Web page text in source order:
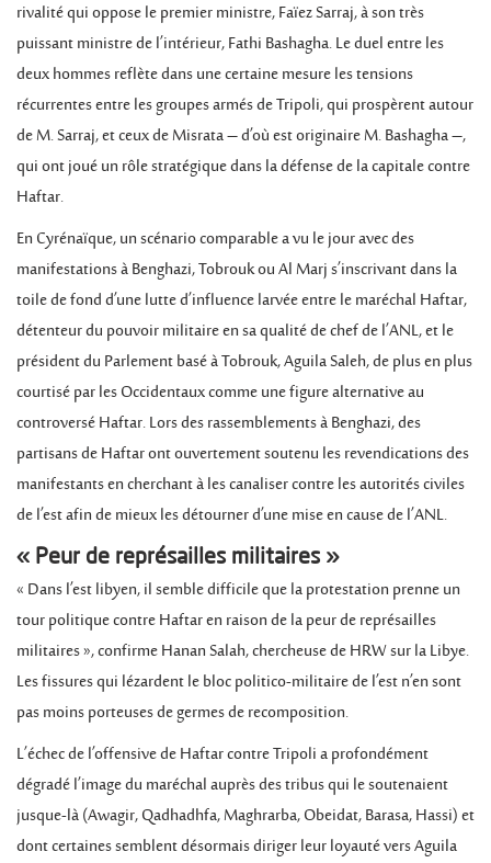
rivalité qui oppose le premier ministre, Faïez Sarraj, à son très
puissant ministre de l’intérieur, Fathi Bashagha. Le duel entre les
deux hommes reflète dans une certaine mesure les tensions
récurrentes entre les groupes armés de Tripoli, qui prospèrent autour
de M. Sarraj, et ceux de Misrata – d’où est originaire M. Bashagha –,
qui ont joué un rôle stratégique dans la défense de la capitale contre
Haftar.
En Cyrénaïque, un scénario comparable a vu le jour avec des
manifestations à Benghazi, Tobrouk ou Al Marj s’inscrivant dans la
toile de fond d’une lutte d’influence larvée entre le maréchal Haftar,
détenteur du pouvoir militaire en sa qualité de chef de l’ANL, et le
président du Parlement basé à Tobrouk, Aguila Saleh, de plus en plus
courtisé par les Occidentaux comme une figure alternative au
controversé Haftar. Lors des rassemblements à Benghazi, des
partisans de Haftar ont ouvertement soutenu les revendications des
manifestants en cherchant à les canaliser contre les autorités civiles
de l’est afin de mieux les détourner d’une mise en cause de l’ANL.
« Peur de représailles militaires »
« Dans l’est libyen, il semble difficile que la protestation prenne un
tour politique contre Haftar en raison de la peur de représailles
militaires », confirme Hanan Salah, chercheuse de HRW sur la Libye.
Les fissures qui lézardent le bloc politico-militaire de l’est n’en sont
pas moins porteuses de germes de recomposition.
L’échec de l’offensive de Haftar contre Tripoli a profondément
dégradé l’image du maréchal auprès des tribus qui le soutenaient
jusque-là (Awagir, Qadhadhfa, Maghrarba, Obeidat, Barasa, Hassi) et
dont certaines semblent désormais diriger leur loyauté vers Aguila